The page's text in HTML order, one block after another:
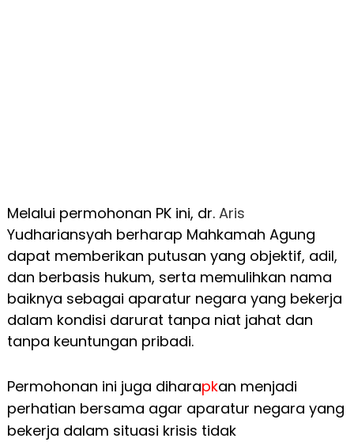
Melalui permohonan PK ini, dr. Aris
Yudhariansyah berharap Mahkamah Agung
dapat memberikan putusan yang objektif, adil,
dan berbasis hukum, serta memulihkan nama
baiknya sebagai aparatur negara yang bekerja
dalam kondisi darurat tanpa niat jahat dan
tanpa keuntungan pribadi.
Permohonan ini juga diharapkan menjadi
perhatian bersama agar aparatur negara yang
bekerja dalam situasi krisis tidak